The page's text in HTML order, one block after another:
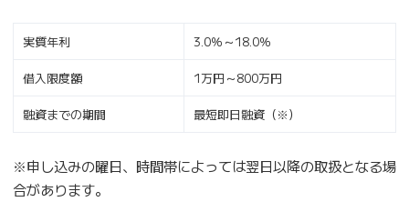
実質年利 3.0％～18.0％
借入限度額 1万円～800万円
融資までの期間 最短即日融資（※）
※申し込みの曜日、時間帯によっては翌日以降の取扱となる場
合があります。